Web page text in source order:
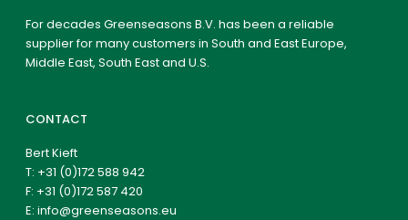
For decades Greenseasons B.V. has been a reliable
supplier for many customers in South and East Europe,
Middle East, South East and U.S.
CONTACT
Bert Kieft
T: +31 (0)172 588 942
F: +31 (0)172 587 420
E:info@greenseasons.eu